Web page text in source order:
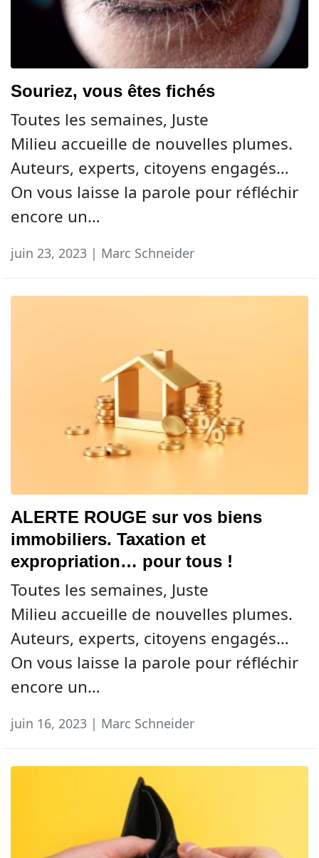
Souriez, vous êtes fichés
Toutes les semaines, Juste
Milieu accueille de nouvelles plumes.
Auteurs, experts, citoyens engagés…
On vous laisse la parole pour réfléchir
encore un…
juin 23, 2023 | Marc Schneider
ALERTE ROUGE sur vos biens
immobiliers. Taxation et
expropriation… pour tous !
Toutes les semaines, Juste
Milieu accueille de nouvelles plumes.
Auteurs, experts, citoyens engagés…
On vous laisse la parole pour réfléchir
encore un…
juin 16, 2023 | Marc Schneider